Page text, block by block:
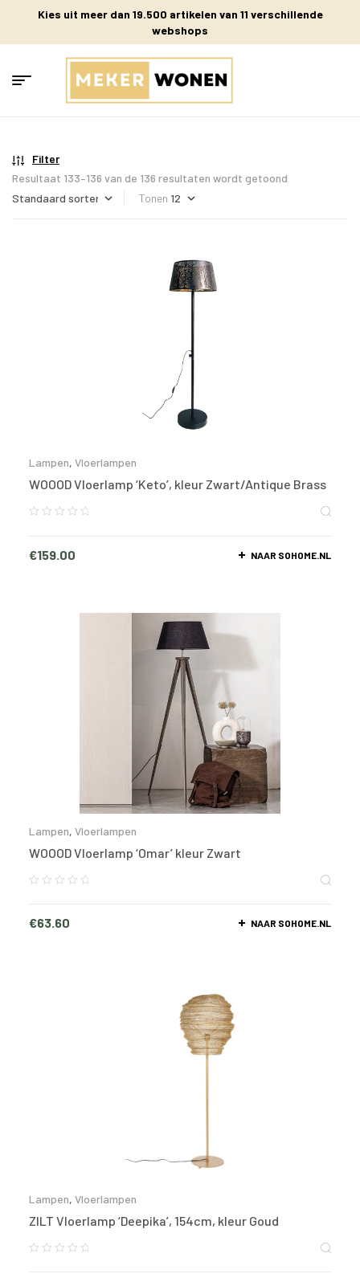
Kies uit meer dan 19.500 artikelen van 11 verschillende
webshops
Filter
Resultaat 133–136 van de 136 resultaten wordt getoond
Tonen
Lampen, Vloerlampen
WOOOD Vloerlamp ‘Keto’, kleur Zwart/Antique Brass
€159.00 NAAR SOHOME.NL
Lampen, Vloerlampen
WOOOD Vloerlamp ‘Omar’ kleur Zwart
€63.60 NAAR SOHOME.NL
Lampen, Vloerlampen
ZILT Vloerlamp ‘Deepika’, 154cm, kleur Goud